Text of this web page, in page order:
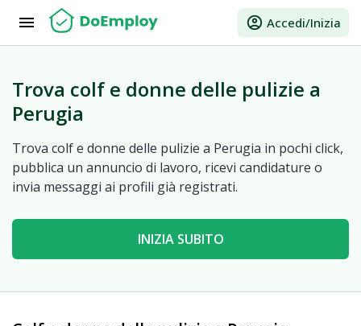
menu account_circle Accedi/Inizia
Trova colf e donne delle pulizie a
Perugia
Trova colf e donne delle pulizie a Perugia in pochi click,
pubblica un annuncio di lavoro, ricevi candidature o
invia messaggi ai profili già registrati.
INIZIA SUBITO